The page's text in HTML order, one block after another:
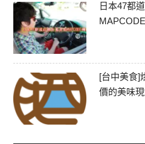
日本47都
[台中美食]
價的美味